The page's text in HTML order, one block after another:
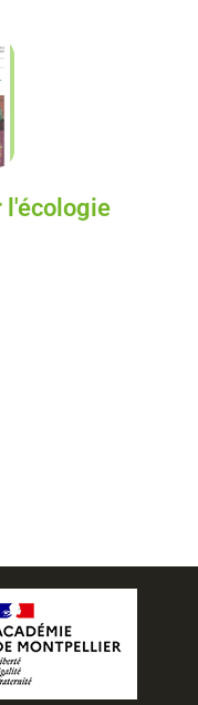
l'écologie